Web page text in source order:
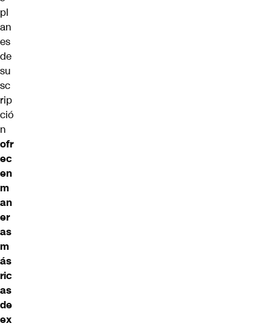
pl
an
es
de
su
sc
rip
ció
n
ofr
ec
en
m
an
er
as
m
ás
ric
as
de
ex